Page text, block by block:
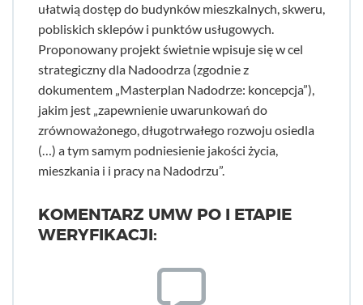
ułatwią dostęp do budynków mieszkalnych, skweru,
pobliskich sklepów i punktów usługowych.
Proponowany projekt świetnie wpisuje się w cel
strategiczny dla Nadoodrza (zgodnie z
dokumentem „Masterplan Nadodrze: koncepcja”),
jakim jest „zapewnienie uwarunkowań do
zrównoważonego, długotrwałego rozwoju osiedla
(…) a tym samym podniesienie jakości życia,
mieszkania i i pracy na Nadodrzu”.
KOMENTARZ UMW PO I ETAPIE
WERYFIKACJI: